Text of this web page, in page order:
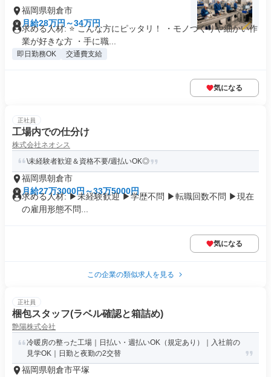
福岡県朝倉市
月給28万円～34万円
求める人材: ⭐ こんな方にピッタリ！ ・モノづくりや細かい作
業が好きな方 ・手に職...
即日勤務OK 交通費支給
気になる
正社員
工場内での仕分け
株式会社ネオシス
\未経験者歓迎＆資格不要/週払いOK◎
福岡県朝倉市
月給27万3000円～33万5000円
求める人材: ▶︎未経験歓迎 ▶︎学歴不問 ▶︎転職回数不問 ▶︎現在
の雇用形態不問...
気になる
この企業の類似求人を見る
正社員
梱包スタッフ(ラベル確認と箱詰め)
艶陽株式会社
冷暖房の整った工場｜日払い・週払いOK（規定あり）｜入社前の
見学OK｜日勤と夜勤の2交替
福岡県朝倉市平塚